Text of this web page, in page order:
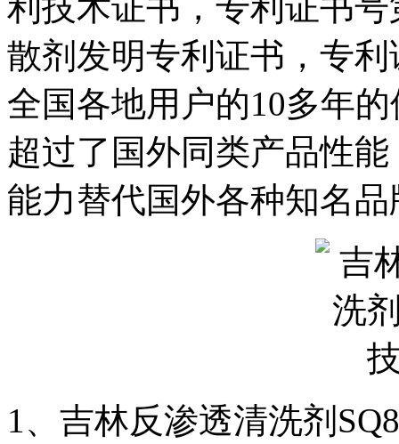
散剂发明专利证书，专
全国各地用户的10多年
超过了国外同类产品性
能力替代国外各种知名
1、吉林反渗透清洗剂